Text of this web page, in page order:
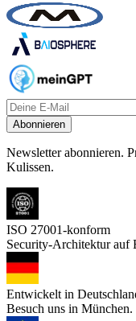
Abonnieren
Newsletter abonnieren.
Kulissen.
ISO 27001-konform
Security-Architektur auf
Entwickelt in
Besuch uns in München.